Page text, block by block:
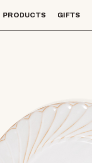
PRODUCTS GIFTS